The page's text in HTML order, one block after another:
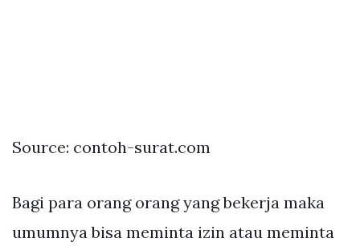
Source: contoh-surat.com
Bagi para orang orang yang bekerja maka
umumnya bisa meminta izin atau meminta